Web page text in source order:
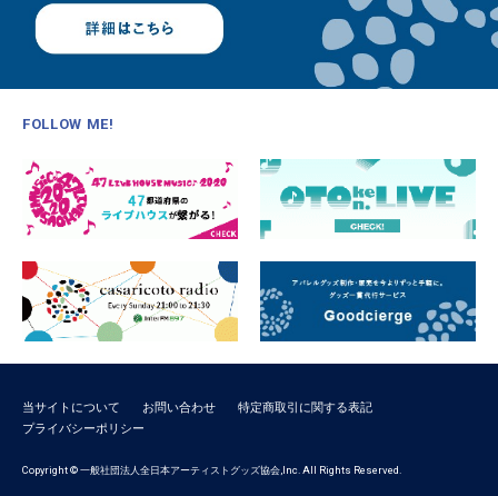
FOLLOW ME!
当サイトについて お問い合わせ
特定商取引に関する表記
プライバシーポリシー
Copyright © 一般社団法人全日本アーティストグッズ協会,Inc. All Rights Reserved.